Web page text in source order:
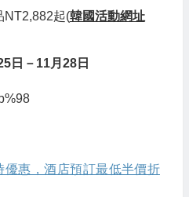
NT2,882起(韓國活動網址
日－11月28日
優惠，酒店預訂最低半價折